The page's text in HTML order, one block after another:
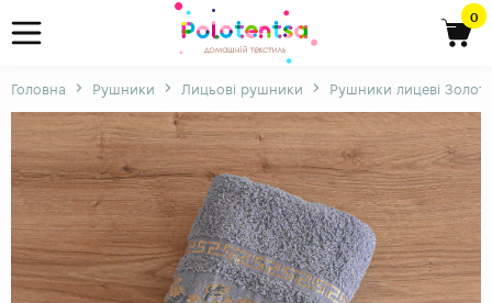
0
Головна Рушники Лицьові рушники Рушники лицеві